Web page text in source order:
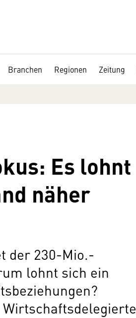
Branchen Regionen Zeitung
Es lohnt
näher
der 230-Mio.-
lohnt sich ein